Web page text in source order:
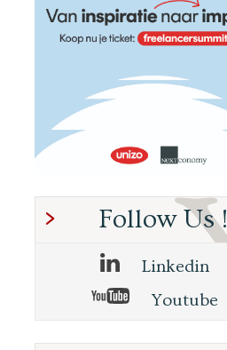
Follow Us !
Linkedin
Youtube